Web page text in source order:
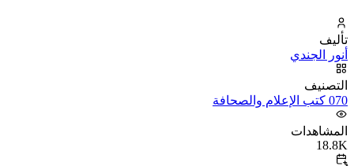
تأليف
أنور الجندي
التصنيف
070 كتب الإعلام والصحافة
المشاهدات
18.8K